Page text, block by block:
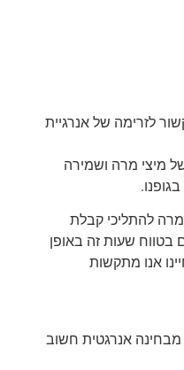
לזרימה של אנרגיית
מיצי מרה ושמירה
להתליכי קבלת
בטווח שעות זה באופן
אנו מתקשות
אנרגטית חשוב